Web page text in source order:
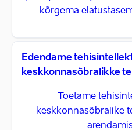
kõrgema
Edendame
keskkonnasõbralikke
Toetame
keskkonnasõbralike